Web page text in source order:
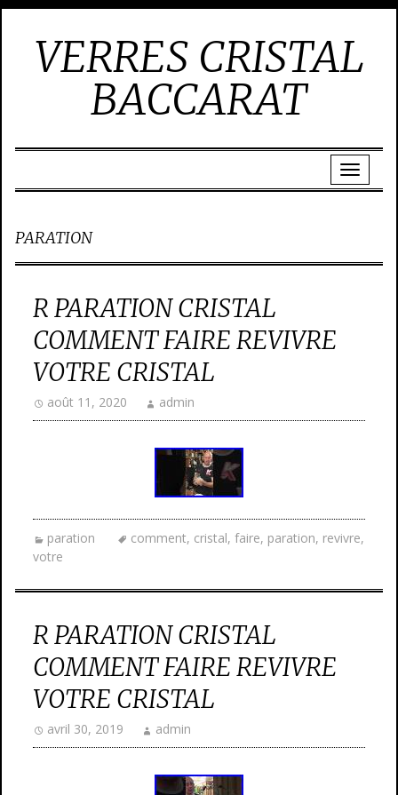
VERRES CRISTAL
BACCARAT
PARATION
R PARATION CRISTAL
COMMENT FAIRE REVIVRE
VOTRE CRISTAL
août 11, 2020 admin
paration comment, cristal, faire, paration, revivre,
votre
R PARATION CRISTAL
COMMENT FAIRE REVIVRE
VOTRE CRISTAL
avril 30, 2019 admin